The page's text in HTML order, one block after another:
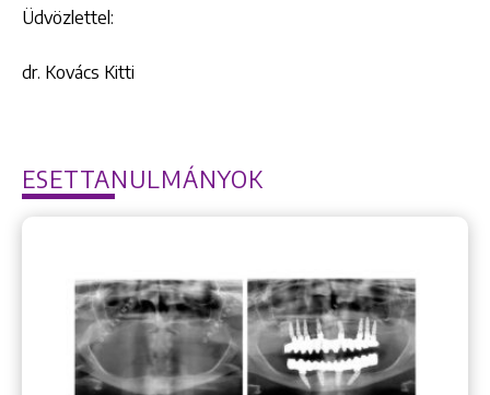
Üdvözlettel:
dr. Kovács Kitti
ESETTANULMÁNYOK